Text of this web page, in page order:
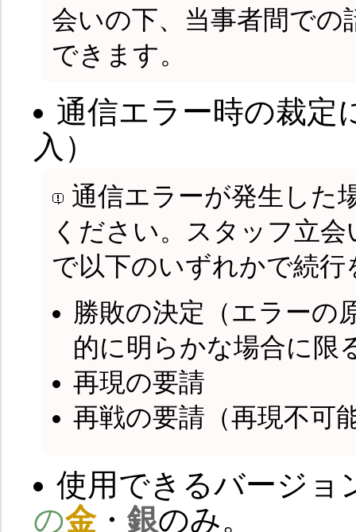
会いの下、当事者間で
できます。
通信エラー時の裁
入）
通信エラーが発生した
ください。スタッフ立
で以下のいずれかで続
勝敗の決定（エラーの
的に明らかな場合に限
再現の要請
再戦の要請（再現不可
使用できるバージョ
の金・ 銀のみ。